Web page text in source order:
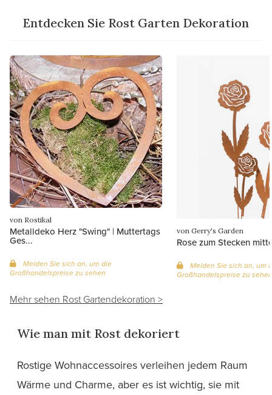
Entdecken Sie Rost Garten Dekoration
von Rostikal
Metalldeko Herz "Swing" | Muttertags
Ges...
Melden Sie sich an, um die
Großhandelspreise zu sehen
von Gerry's Garden
Rose zum Stecken
Melden Sie sich an, um
Großhandelspreise zu sehen
Mehr sehen Rost Gartendekoration >
Wie man mit Rost dekoriert
Rostige Wohnaccessoires verleihen jedem Raum
Wärme und Charme, aber es ist wichtig, sie mit